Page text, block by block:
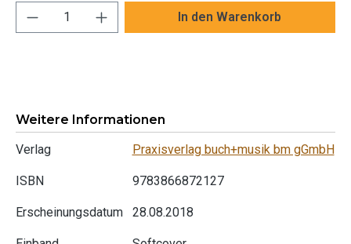
Produkt Anzahl: Gib den gewünschten
In den Warenkorb
Weitere Informationen
Verlag
Praxisverlag buch+musik bm gGmbH
ISBN 9783866872127
Erscheinungsdatum 28.08.2018